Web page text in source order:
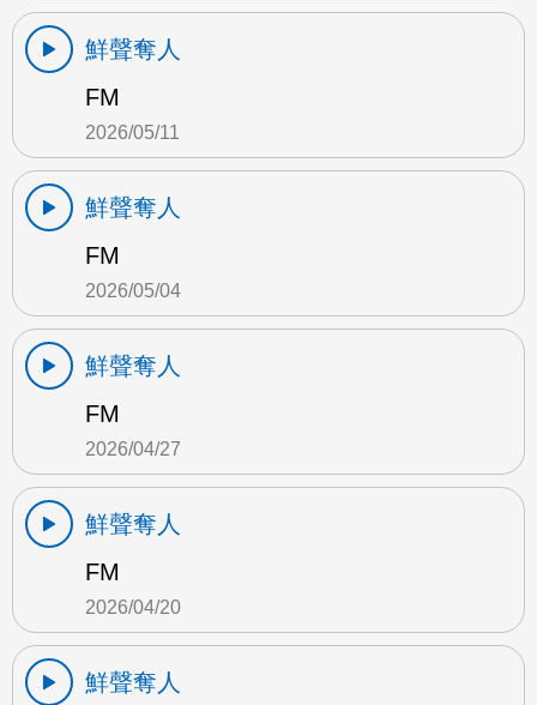
鮮聲奪人
FM
2026/05/11
鮮聲奪人
FM
2026/05/04
鮮聲奪人
FM
2026/04/27
鮮聲奪人
FM
2026/04/20
鮮聲奪人